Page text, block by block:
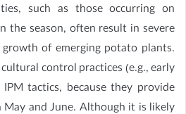
such as those occurring on
the season, often result in severe
of emerging potato plants.
control practices (e.g., early
tactics, because they provide
and June. Although it is likely